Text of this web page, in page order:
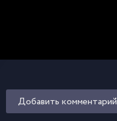
Добавить комментарий